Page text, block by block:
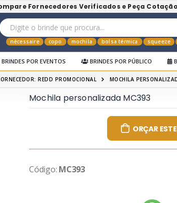
Fornecedores Verificados e Peça
nécessaire copo mochila bolsa térmica squeeze
BRINDES POR EVENTOS BRINDES POR PÚBLICO
REDD PROMOCIONAL MOCHILA
Mochila personalizada MC393
ORÇAR
Código: MC393